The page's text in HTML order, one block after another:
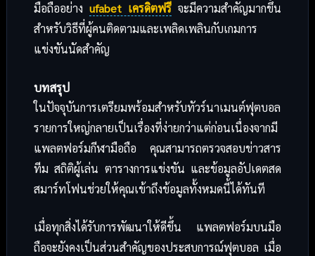
มือถืออย่างufabet เครดิตฟรีจะมีความสำคัญมากขึ้น
สำหรับวิธีที่ผู้คนติดตามและเพลิดเพลินกับเกมการ
แข่งขันนัดสำคัญ
บทสรุป
ในปัจจุบันการเตรียมพร้อมสำหรับทัวร์นาเมนต์ฟุตบอล
รายการใหญ่กลายเป็นเรื่องที่ง่ายกว่าแต่ก่อนเนื่องจากมี
แพลตฟอร์มกีฬามือถือ คุณสามารถตรวจสอบข่าวสาร
ทีม สถิติผู้เล่น ตารางการแข่งขัน และข้อมูลอัปเดตสด
สมาร์ทโฟนช่วยให้คุณเข้าถึงข้อมูลทั้งหมดนี้ได้ทันที
เมื่อทุกสิ่งได้รับการพัฒนาให้ดีขึ้น แพลตฟอร์มบนมือ
ถือจะยังคงเป็นส่วนสำคัญของประสบการณ์ฟุตบอล เมื่อ